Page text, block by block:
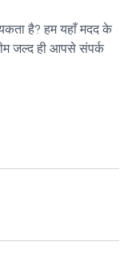
है? हम यहाँ मदद के
जल्द ही आपसे संपर्क